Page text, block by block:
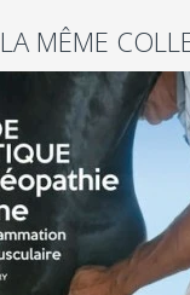
LA MÊME